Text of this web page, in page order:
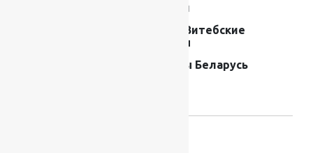
Рулон
ОАО Витебские
ковры
Ковры Беларусь